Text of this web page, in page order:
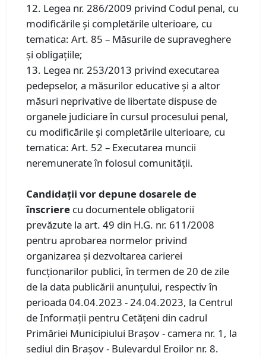
12. Legea nr. 286/2009 privind Codul penal, cu
modificările și completările ulterioare, cu
tematica: Art. 85 – Măsurile de supraveghere
și obligațiile;
13. Legea nr. 253/2013 privind executarea
pedepselor, a măsurilor educative și a altor
măsuri neprivative de libertate dispuse de
organele judiciare în cursul procesului penal,
cu modificările și completările ulterioare, cu
tematica: Art. 52 – Executarea muncii
neremunerate în folosul comunității.
Candidaţii vor depune dosarele de
înscriere cu documentele obligatorii
prevăzute la art. 49 din H.G. nr. 611/2008
pentru aprobarea normelor privind
organizarea şi dezvoltarea carierei
funcţionarilor publici, în termen de 20 de zile
de la data publicării anunţului, respectiv în
perioada 04.04.2023 - 24.04.2023, la Centrul
de Informaţii pentru Cetăţeni din cadrul
Primăriei Municipiului Braşov - camera nr. 1, la
sediul din Braşov - Bulevardul Eroilor nr. 8.